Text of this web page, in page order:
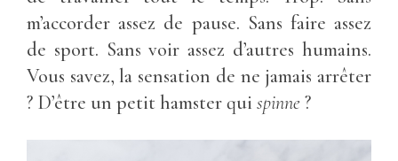
m’accorder assez de pause. Sans faire assez
de sport. Sans voir assez d’autres humains.
Vous savez, la sensation de ne jamais arrêter
? D’être un petit hamster qui spinne ?